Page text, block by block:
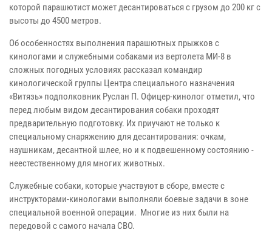
которой парашютист может десантироваться с грузом до 200 кг с
высоты до 4500 метров.
Об особенностях выполнения парашютных прыжков с
кинологами и служебными собаками из вертолета МИ-8 в
сложных погодных условиях рассказал командир
кинологической группы Центра специального назначения
«Витязь» подполковник Руслан П. Офицер-кинолог отметил, что
перед любым видом десантирования собаки проходят
предварительную подготовку. Их приучают не только к
специальному снаряжению для десантирования: очкам,
наушникам, десантной шлее, но и к подвешенному состоянию -
неестественному для многих животных.
Служебные собаки, которые участвуют в сборе, вместе с
инструкторами-кинологами выполняли боевые задачи в зоне
специальной военной операции. Многие из них были на
передовой с самого начала СВО.